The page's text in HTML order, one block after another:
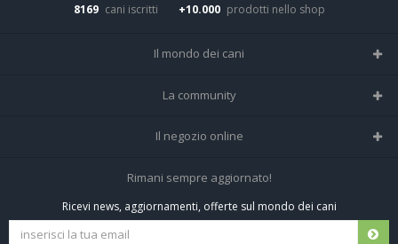
8169 cani iscritti +10.000 prodotti nello shop
Il mondo dei cani
Tutte le razze
La community
Home
Tutti i cani iscritti
Il negozio online
Negozio per cani
Spedizioni e resi
Rimani sempre aggiornato!
Ricevi news, aggiornamenti, offerte sul mondo dei cani